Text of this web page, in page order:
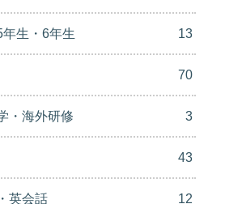
生・6年生 13
70
・海外研修 3
43
英会話 12